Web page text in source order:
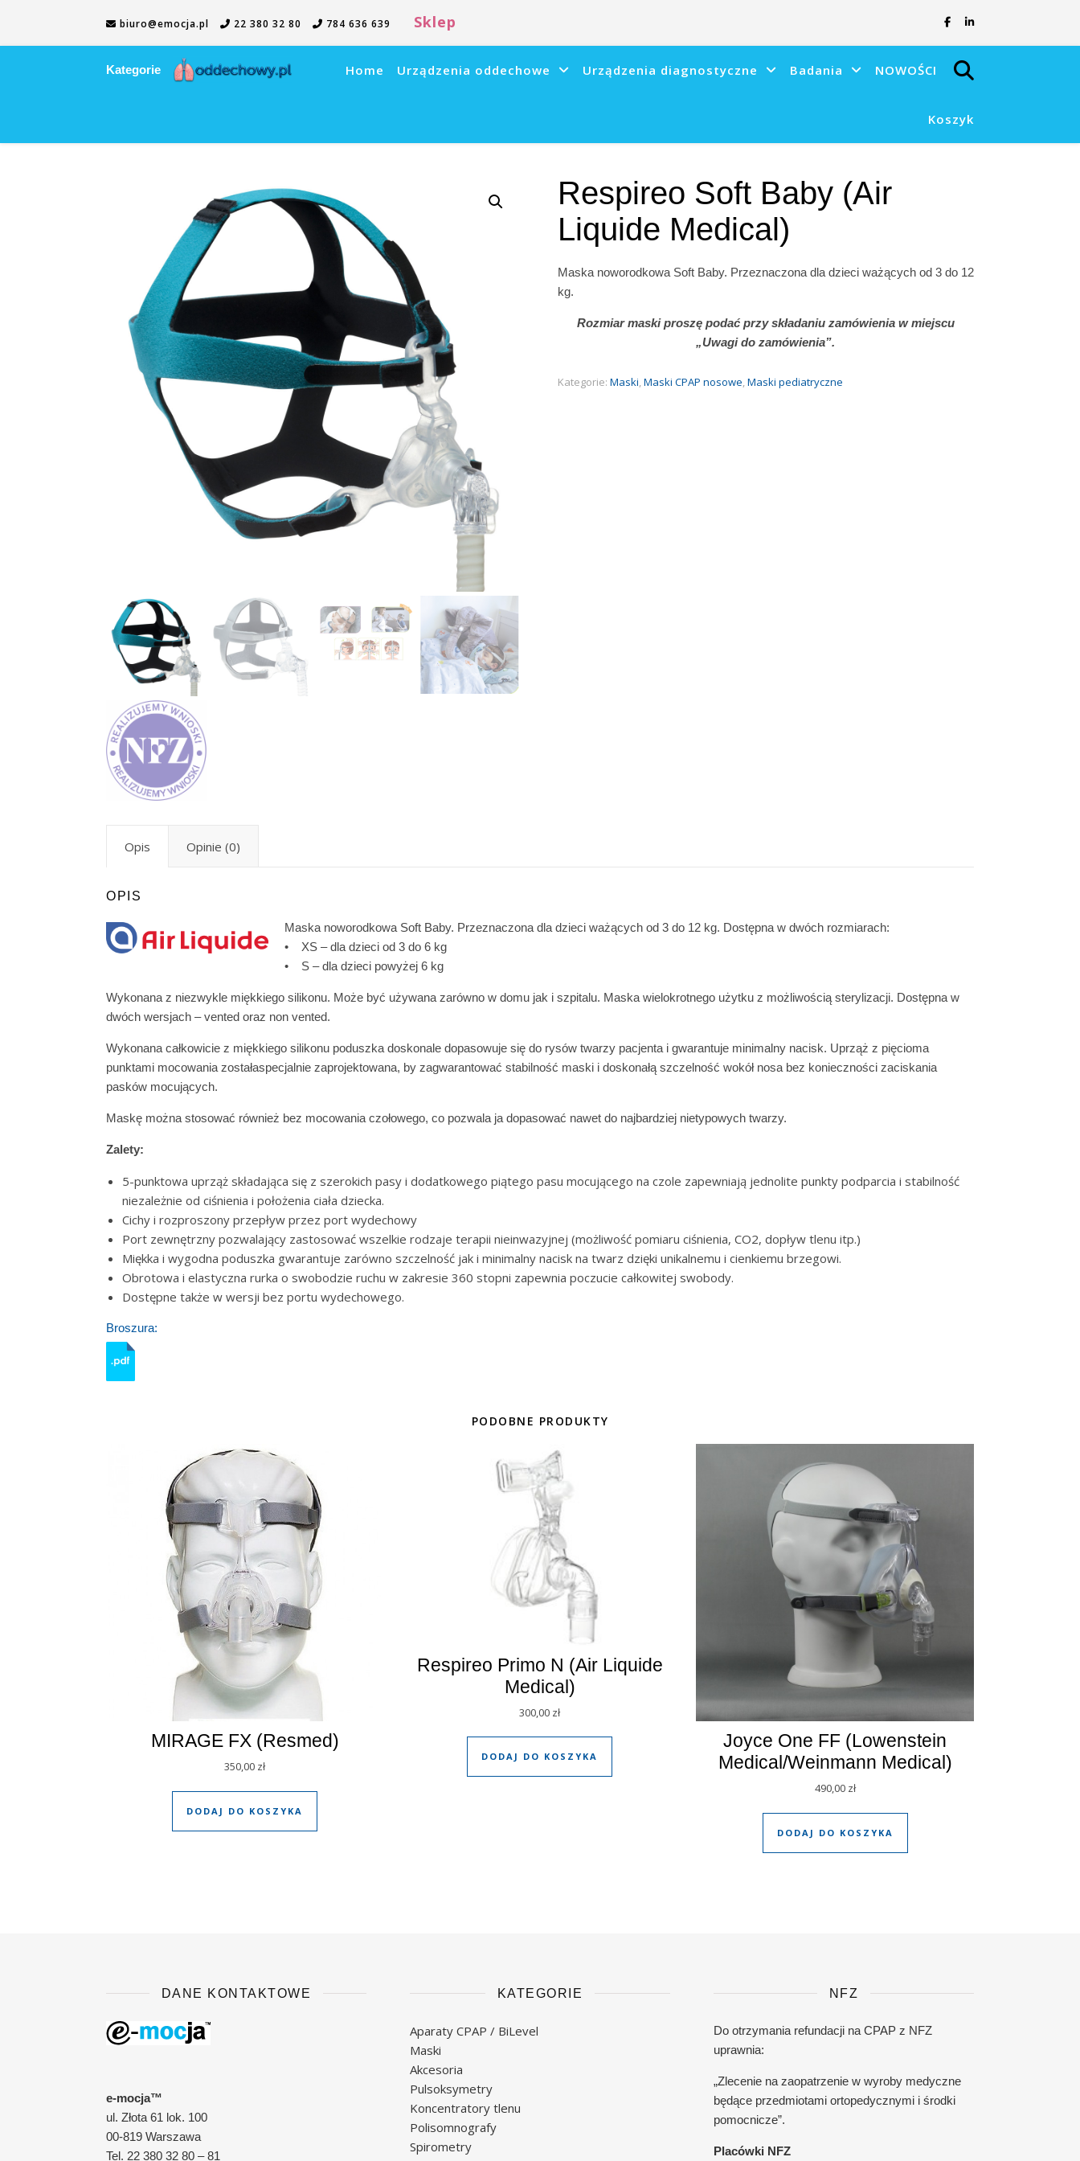
biuro@emocja.pl 22 380 32 80 784 636 639 Sklep
Kategorie Home Urządzenia oddechowe Urządzenia diagnostyczne Badania NOWOŚCI
Koszyk
Respireo Soft Baby (Air
Liquide Medical)
Maska noworodkowa Soft Baby. Przeznaczona dla dzieci ważących od 3 do 12
kg.
Rozmiar maski proszę podać przy składaniu zamówienia w miejscu
„Uwagi do zamówienia”.
Kategorie: Maski,Maski CPAP nosowe,Maski pediatryczne
Opis Opinie (0)
OPIS
Maska noworodkowa Soft Baby. Przeznaczona dla dzieci ważących od 3 do 12 kg. Dostępna w dwóch rozmiarach:
• XS – dla dzieci od 3 do 6 kg
• S – dla dzieci powyżej 6 kg
Wykonana z niezwykle miękkiego silikonu. Może być używana zarówno w domu jak i szpitalu. Maska wielokrotnego użytku z możliwością sterylizacji. Dostępna w
dwóch wersjach – vented oraz non vented.
Wykonana całkowicie z miękkiego silikonu poduszka doskonale dopasowuje się do rysów twarzy pacjenta i gwarantuje minimalny nacisk. Uprząż z pięcioma
punktami mocowania zostałaspecjalnie zaprojektowana, by zagwarantować stabilność maski i doskonałą szczelność wokół nosa bez konieczności zaciskania
pasków mocujących.
Maskę można stosować również bez mocowania czołowego, co pozwala ja dopasować nawet do najbardziej nietypowych twarzy.
Zalety:
5-punktowa uprząż składająca się z szerokich pasy i dodatkowego piątego pasu mocującego na czole zapewniają jednolite punkty podparcia i stabilność
niezależnie od ciśnienia i położenia ciała dziecka.
Cichy i rozproszony przepływ przez port wydechowy
Port zewnętrzny pozwalający zastosować wszelkie rodzaje terapii nieinwazyjnej (możliwość pomiaru ciśnienia, CO2, dopływ tlenu itp.)
Miękka i wygodna poduszka gwarantuje zarówno szczelność jak i minimalny nacisk na twarz dzięki unikalnemu i cienkiemu brzegowi.
Obrotowa i elastyczna rurka o swobodzie ruchu w zakresie 360 stopni zapewnia poczucie całkowitej swobody.
Dostępne także w wersji bez portu wydechowego.
Broszura:
PODOBNE PRODUKTY
MIRAGE FX (Resmed)
350,00 zł
DODAJ DO KOSZYKA
Respireo Primo N (Air Liquide
Medical)
300,00 zł
DODAJ DO KOSZYKA
Joyce One FF (Lowenstein
Medical/Weinmann Medical)
490,00 zł
DODAJ DO KOSZYKA
DANE KONTAKTOWE
e-mocja™
ul. Złota 61 lok. 100
00-819 Warszawa
Tel. 22 380 32 80 – 81
KATEGORIE
Aparaty CPAP / BiLevel
Maski
Akcesoria
Pulsoksymetry
Koncentratory tlenu
Polisomnografy
Spirometry
NFZ
Do otrzymania refundacji na CPAP z NFZ
uprawnia:
„Zlecenie na zaopatrzenie w wyroby medyczne
będące przedmiotami ortopedycznymi i środki
pomocnicze”.
Placówki NFZ